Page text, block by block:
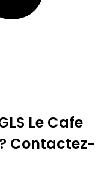
Le Cafe
Contactez-